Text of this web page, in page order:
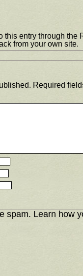
this entry through the
from your own site.
Required
spam. Learn how